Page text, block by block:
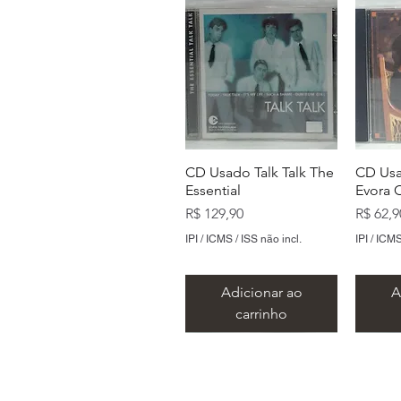
CD Usado Talk Talk The
Essential
Preço
R$ 129,90
IPI / ICMS / ISS não incl.
Adicionar ao
carrinho
CD
Evora
Preço
R$
IPI /